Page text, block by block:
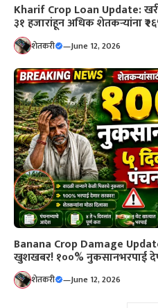
Kharif Crop Loan Update:
३१ हजारांहून अधिक शेतकऱ्यांना
शेतकरी —June 12, 2026
Banana Crop Damage
खुशखबर! १००% नुकसानभरपाई
शेतकरी —June 12, 2026